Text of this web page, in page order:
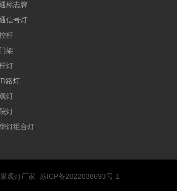
标志牌
信号灯
杆
架
灯
路灯
灯
灯
灯组合灯
观灯厂家 苏ICP备2022038693号-1